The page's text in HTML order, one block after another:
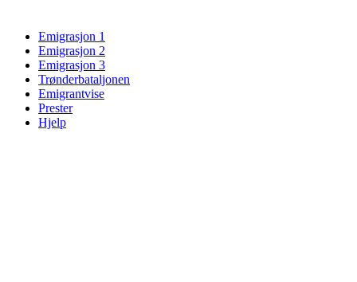
Emigrasjon 1
Emigrasjon 2
Emigrasjon 3
Trønderbataljonen
Emigrantvise
Prester
Hjelp